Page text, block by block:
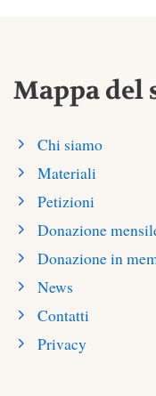
Mappa del
Chi siamo
Materiali
Petizioni
Donazione
Donazione in
News
Contatti
Privacy